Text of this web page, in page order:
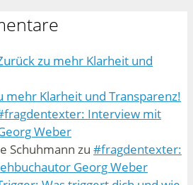
zu mehr Klarheit und
mehr Klarheit und Transparenz!
Interview mit
Weber
Schuhmann zu #fragdentexter:
Georg Weber